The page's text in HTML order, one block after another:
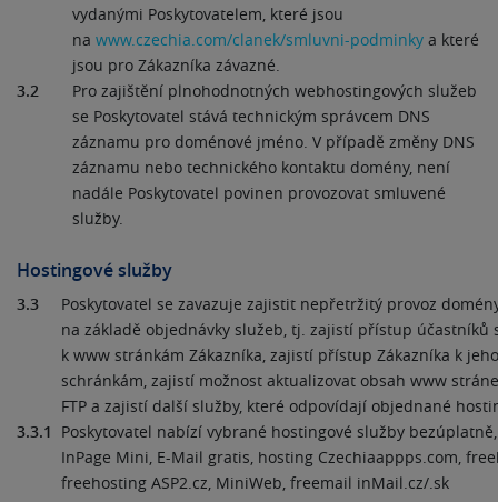
vydanými Poskytovatelem, které jsou
na www.czechia.com/clanek/smluvni-podminky a které
jsou pro Zákazníka závazné.
3.2
Pro zajištění plnohodnotných webhostingových služeb
se Poskytovatel stává technickým správcem DNS
záznamu pro doménové jméno. V případě změny DNS
záznamu nebo technického kontaktu domény, není
nadále Poskytovatel povinen provozovat smluvené
služby.
Hostingové služby
3.3
Poskytovatel se zavazuje zajistit nepřetržitý provoz
na základě objednávky služeb, tj. zajistí přístup účastníků
k www stránkám Zákazníka, zajistí přístup Zákazníka k
schránkám, zajistí možnost aktualizovat obsah www
FTP a zajistí další služby, které odpovídají objednané
3.3.1 Poskytovatel nabízí vybrané hostingové služby
InPage Mini, E-Mail gratis, hosting Czechiaappps.com,
freehosting ASP2.cz, MiniWeb, freemail inMail.cz/.sk